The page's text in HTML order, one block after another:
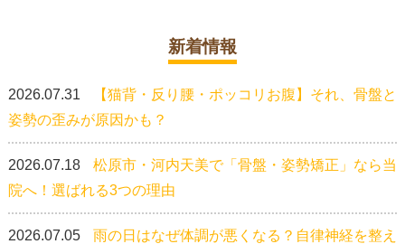
新着情報
2026.07.31
【猫背・反り腰・ポッコリお腹】それ、骨盤と
姿勢の歪みが原因かも？
2026.07.18
松原市・河内天美で「骨盤・姿勢矯正」なら当
院へ！選ばれる3つの理由
2026.07.05
雨の日はなぜ体調が悪くなる？自律神経を整え